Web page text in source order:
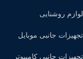
لوازم روشنایی
تجهیزات جانبی موبایل
تجهیزات جانبی کامپیوتر